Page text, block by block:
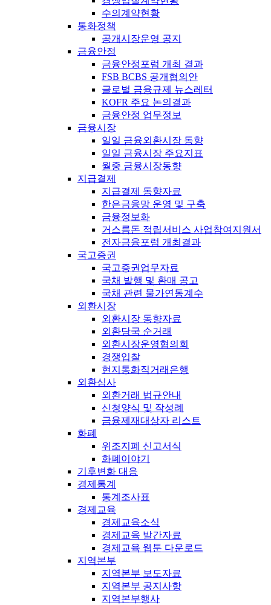
수의계약현황
통화정책
공개시장운영 공지
금융안정
금융안정포럼 개최 결과
FSB BCBS 공개협의안
글로벌 금융규제 뉴스레터
KOFR 주요 논의결과
금융안정 업무정보
금융시장
일일 금융외환시장 동향
일일 금융시장 주요지표
월중 금융시장동향
지급결제
지급결제 동향자료
한은금융망 운영 및 구축
금융정보화
거스름돈 적립서비스 사업참여지원서
전자금융포럼 개최결과
국고증권
국고증권업무자료
국채 발행 및 환매 공고
국채 관련 물가연동계수
외환시장
외환시장 동향자료
외환당국 순거래
외환시장운영협의회
경쟁입찰
현지통화직거래은행
외환심사
외환거래 법규안내
신청양식 및 작성례
금융제재대상자 리스트
화폐
위조지폐 신고서식
화폐이야기
기후변화 대응
경제통계
통계조사표
경제교육
경제교육소식
경제교육 발간자료
경제교육 웹툰 다운로드
지역본부
지역본부 보도자료
지역본부 공지사항
지역본부행사